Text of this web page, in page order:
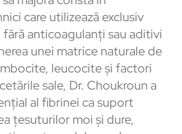
care utilizează exclusiv
anticoagulanți sau aditivi
unei matrice naturale de
leucocite și factori
sale, Dr. Choukroun a
al fibrinei ca suport
țesuturilor moi și dure,